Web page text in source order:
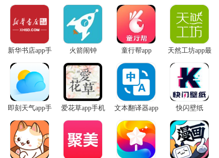
新华书店app手
火箭闹钟 童行帮app
天然工坊app最
即刻天气app手
机版
爱花草app手机
版
文本翻译器app 快闪壁纸